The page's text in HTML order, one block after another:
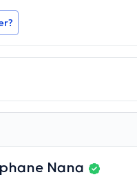
Nana